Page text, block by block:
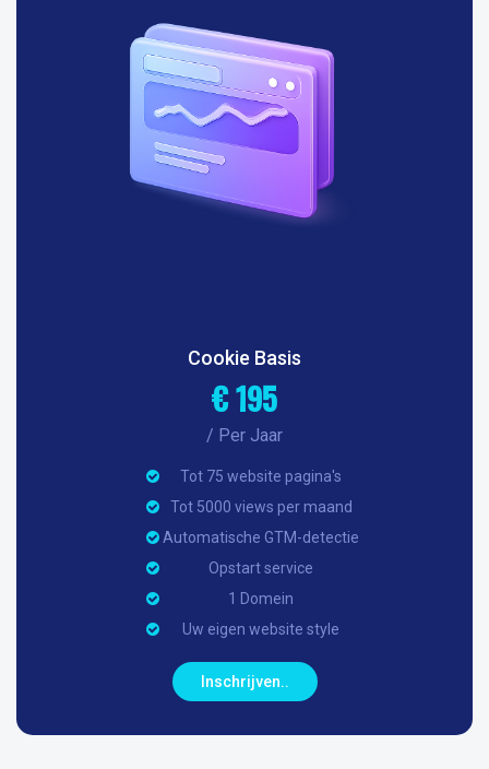
Cookie Basis
€ 195
/ Per Jaar
Tot 75 website pagina's
Tot 5000 views per maand
Automatische GTM-detectie
Opstart service
1 Domein
Uw eigen website style
Inschrijven..